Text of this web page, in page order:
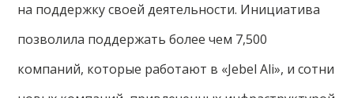
на поддержку своей деятельности. Инициатива
позволила поддержать более чем 7,500
компаний, которые работают в «Jebel Ali», и сотни